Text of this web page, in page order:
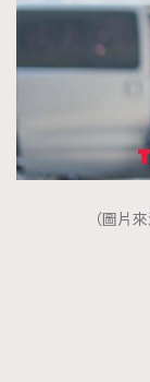
（圖片